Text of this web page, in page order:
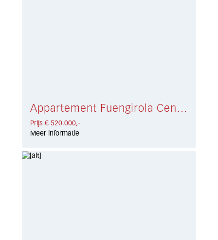
Appartement Fuengirola Centro € 520.000,-
Prijs € 520.000,-
Meer informatie